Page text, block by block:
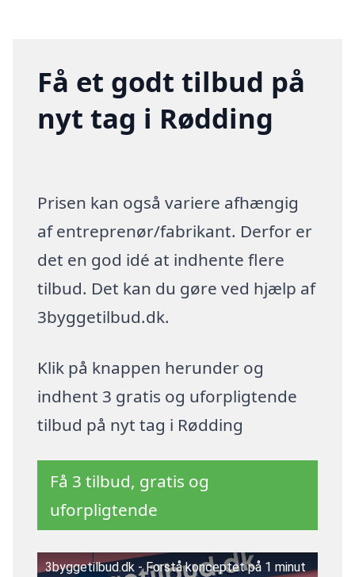
Få et godt tilbud på
nyt tag i Rødding
Prisen kan også variere afhængig
af entreprenør/fabrikant. Derfor er
det en god idé at indhente flere
tilbud. Det kan du gøre ved hjælp af
3byggetilbud.dk.
Klik på knappen herunder og
indhent 3 gratis og uforpligtende
tilbud på nyt tag i Rødding
Få 3 tilbud, gratis og
uforpligtende
3byggetilbud.dk - Forstå konceptet på 1 minut